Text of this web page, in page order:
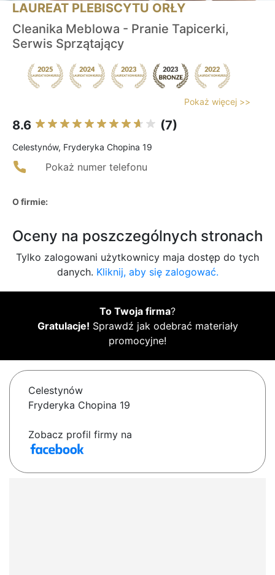
LAUREAT PLEBISCYTU ORŁY
Cleanika Meblowa - Pranie Tapicerki,
Serwis Sprzątający
Pokaż więcej >>
8.6 (7)
Celestynów, Fryderyka Chopina 19
Pokaż numer telefonu
O firmie:
Oceny na poszczególnych stronach
Tylko zalogowani użytkownicy maja dostęp do tych
danych. Kliknij, aby się zalogować.
To Twoja firma?
Gratulacje! Sprawdź jak odebrać materiały
promocyjne!
Celestynów
Fryderyka Chopina 19
Zobacz profil firmy na